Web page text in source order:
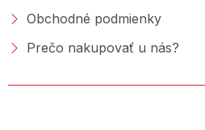
Obchodné podmienky
Prečo nakupovať u nás?